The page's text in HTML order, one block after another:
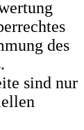
des
sind nur